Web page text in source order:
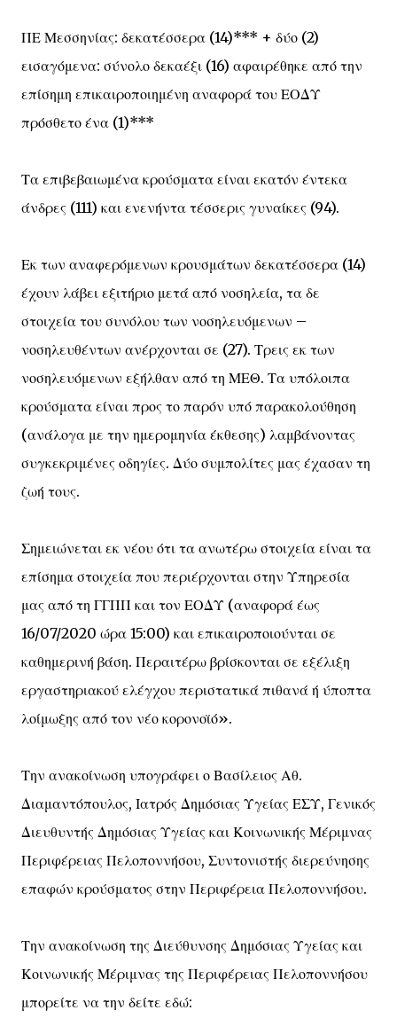
ΠΕ Μεσσηνίας: δεκατέσσερα (14)*** + δύο (2)
εισαγόμενα: σύνολο δεκαέξι (16) αφαιρέθηκε από την
επίσημη επικαιροποιημένη αναφορά του ΕΟΔΥ
πρόσθετο ένα (1)***
Τα επιβεβαιωμένα κρούσματα είναι εκατόν έντεκα
άνδρες (111) και ενενήντα τέσσερις γυναίκες (94).
Εκ των αναφερόμενων κρουσμάτων δεκατέσσερα (14)
έχουν λάβει εξιτήριο μετά από νοσηλεία, τα δε
στοιχεία του συνόλου των νοσηλευόμενων –
νοσηλευθέντων ανέρχονται σε (27). Τρεις εκ των
νοσηλευόμενων εξήλθαν από τη ΜΕΘ. Τα υπόλοιπα
κρούσματα είναι προς το παρόν υπό παρακολούθηση
(ανάλογα με την ημερομηνία έκθεσης) λαμβάνοντας
συγκεκριμένες οδηγίες. Δύο συμπολίτες μας έχασαν τη
ζωή τους.
Σημειώνεται εκ νέου ότι τα ανωτέρω στοιχεία είναι τα
επίσημα στοιχεία που περιέρχονται στην Υπηρεσία
μας από τη ΓΓΠΠ και τον ΕΟΔΥ (αναφορά έως
16/07/2020 ώρα 15:00) και επικαιροποιούνται σε
καθημερινή βάση. Περαιτέρω βρίσκονται σε εξέλιξη
εργαστηριακού ελέγχου περιστατικά πιθανά ή ύποπτα
λοίμωξης από τον νέο κορονοϊό».
Την ανακοίνωση υπογράφει ο Βασίλειος Αθ.
Διαμαντόπουλος, Ιατρός Δημόσιας Υγείας ΕΣΥ, Γενικός
Διευθυντής Δημόσιας Υγείας και Κοινωνικής Μέριμνας
Περιφέρειας Πελοποννήσου, Συντονιστής διερεύνησης
επαφών κρούσματος στην Περιφέρεια Πελοποννήσου.
Την ανακοίνωση της Διεύθυνσης Δημόσιας Υγείας και
Κοινωνικής Μέριμνας της Περιφέρειας Πελοποννήσου
μπορείτε να την δείτε εδώ: